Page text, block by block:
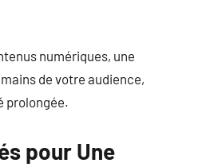
numériques, une
de votre audience,
prolongée.
pour Une